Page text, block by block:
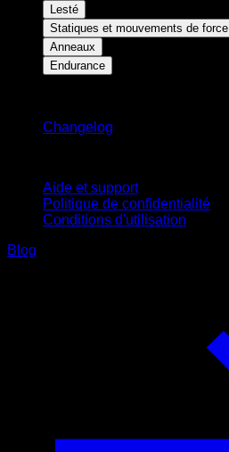
Lesté
Statiques et mouvements de force
Anneaux
Endurance
Changelog
Aide et support
Politique de confidentialité
Conditions d'utilisation
Blog